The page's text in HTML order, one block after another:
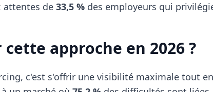
attentes de 33,5 % des employeurs qui
approche en 2026 ?
c'est s'offrir une visibilité maximale tout